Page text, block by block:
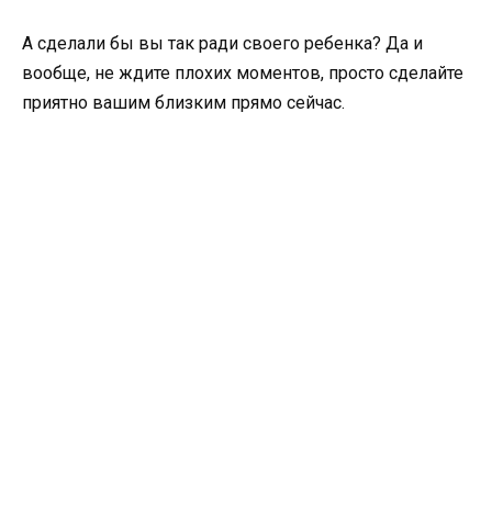
А сделали бы вы так ради своего ребенка? Да и
вообще, не ждите плохих моментов, просто сделайте
приятно вашим близким прямо сейчас.